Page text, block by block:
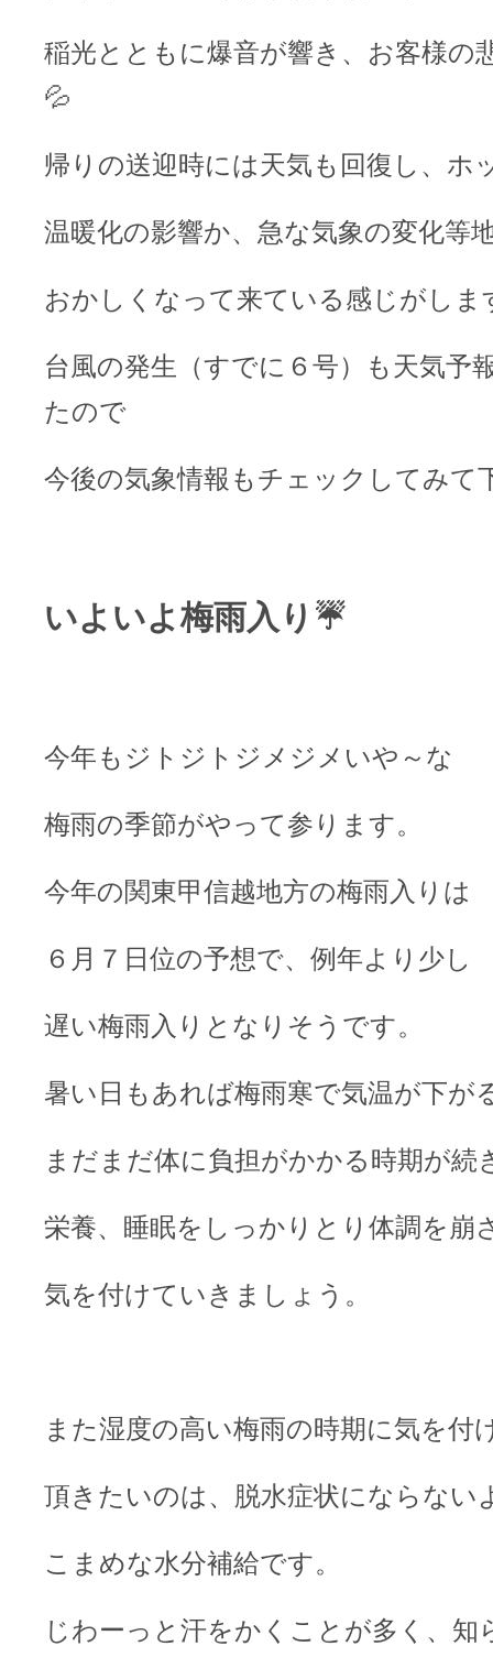
稲光とともに爆音が響き、お客様の
💦
帰りの送迎時には天気も回復し、ホ
温暖化の影響か、急な気象の変化等
おかしくなって来ている感じがしま
台風の発生（すでに６号）も天気予
たので
今後の気象情報もチェックしてみて
いよいよ梅雨入り☔
今年もジトジトジメジメいや～な
梅雨の季節がやって参ります。
今年の関東甲信越地方の梅雨入りは
６月７日位の予想で、例年より少し
遅い梅雨入りとなりそうです。
暑い日もあれば梅雨寒で気温が下が
まだまだ体に負担がかかる時期が続
栄養、睡眠をしっかりとり体調を崩
気を付けていきましょう。
また湿度の高い梅雨の時期に気を付
頂きたいのは、脱水症状にならない
こまめな水分補給です。
じわーっと汗をかくことが多く、知